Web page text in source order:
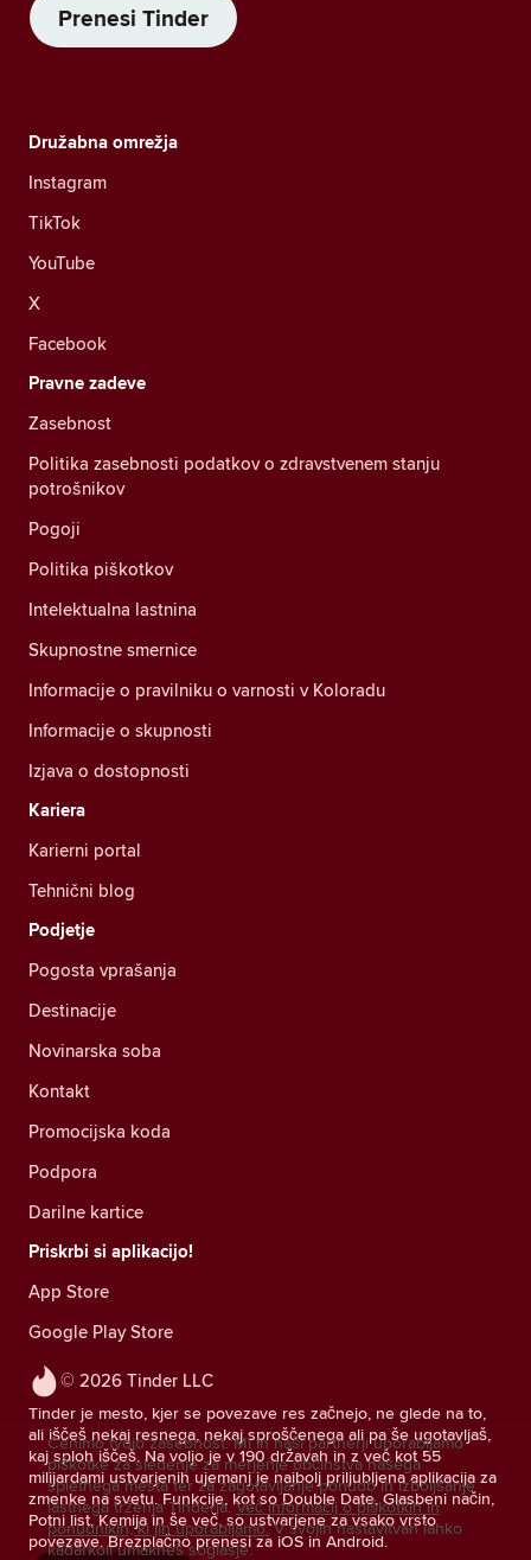
Prenesi Tinder
© 2026 Tinder LLC
Tinder je mesto, kjer se povezave res začnejo, ne glede na to,
ali iščeš nekaj resnega, nekaj sproščenega ali pa še ugotavljaš,
kaj sploh iščeš. Na voljo je v 190 državah in z več kot 55
milijardami ustvarjenih ujemanj je najbolj priljubljena aplikacija za
zmenke na svetu. Funkcije, kot so Double Date, Glasbeni način,
Potni list, Kemija in še več, so ustvarjene za vsako vrsto
povezave. Brezplačno prenesi za iOS in Android.
Družabna omrežja
Instagram
TikTok
YouTube
X
Facebook
Pravne zadeve
Zasebnost
Politika zasebnosti podatkov o zdravstvenem stanju
potrošnikov
Pogoji
Politika piškotkov
Intelektualna lastnina
Skupnostne smernice
Informacije o pravilniku o varnosti v Koloradu
Informacije o skupnosti
Izjava o dostopnosti
Kariera
Karierni portal
Tehnični blog
Podjetje
Pogosta vprašanja
Destinacije
Novinarska soba
Kontakt
Promocijska koda
Podpora
Darilne kartice
Priskrbi si aplikacijo!
App Store
Google Play Store
Cenimo tvojo zasebnost. Mi in naši partnerji uporabljamo
piškotke za sledenje za merjenje občinstva našega
spletnega mesta ter za zagotavljanje ponudb in izboljšanje
lastnega trženja Tinderja. Več informacij o piškotkih in
ponudnikih, ki jih uporabljamo. V svojih nastavitvah lahko
kadarkoli umakneš soglasje.